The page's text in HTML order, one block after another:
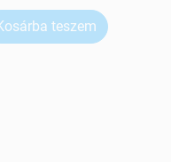
teszem